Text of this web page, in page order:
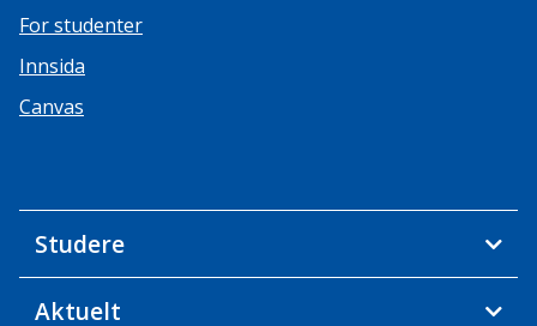
For studenter
Innsida
Canvas
Studere
Aktuelt